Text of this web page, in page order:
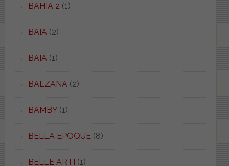
BAHIA 2 (1)
BAIA(2)
BAIA(1)
BALZANA(2)
BAMBY(1)
BELLA EPOQUE(8)
BELLE ARTI (1)